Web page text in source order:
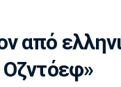
ΑΕΚ
από
Οζντόεφ»